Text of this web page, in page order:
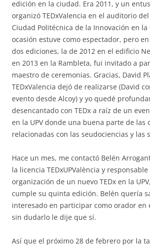
edición en la ciudad. Era 2011, y un
organizó TEDxValencia en el auditorio
Ciudad Politécnica de la Innovación en la
ocasión estuve como espectador, pero
dos ediciones, la de 2012 en el edificio
en 2013 en la Rambleta, fui invitado a
maestro de ceremonias. Gracias, David
TEDxValencia dejó de realizarse (David
evento desde Alcoy) y yo quedé
desencantado con TEDx a raíz de un
en la UPV donde una buena parte de las
relacionadas con las seudociencias y las
Hace un mes, me contactó Belén
la licencia TEDxUPValència y
organización de un nuevo TEDx en la
cumple su quinta edición. Belén quería
interesado en participar como orador en
sin dudarlo le dije que sí.
Así que el próximo 28 de febrero por la